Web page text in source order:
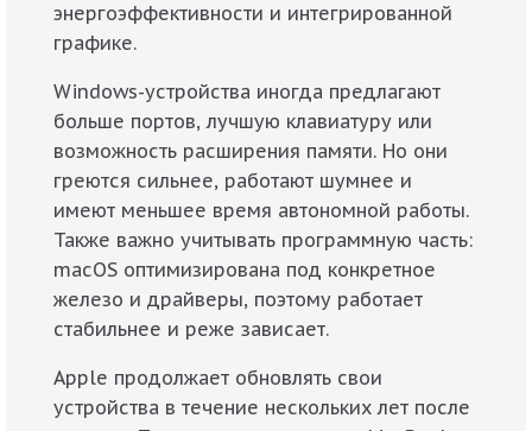
энергоэффективности и интегрированной
графике.
Windows-устройства иногда предлагают
больше портов, лучшую клавиатуру или
возможность расширения памяти. Но они
греются сильнее, работают шумнее и
имеют меньшее время автономной работы.
Также важно учитывать программную часть:
macOS оптимизирована под конкретное
железо и драйверы, поэтому работает
стабильнее и реже зависает.
Apple продолжает обновлять свои
устройства в течение нескольких лет после